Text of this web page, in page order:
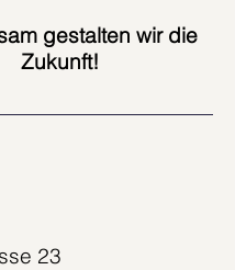
gestalten wir die
Zukunft!
23